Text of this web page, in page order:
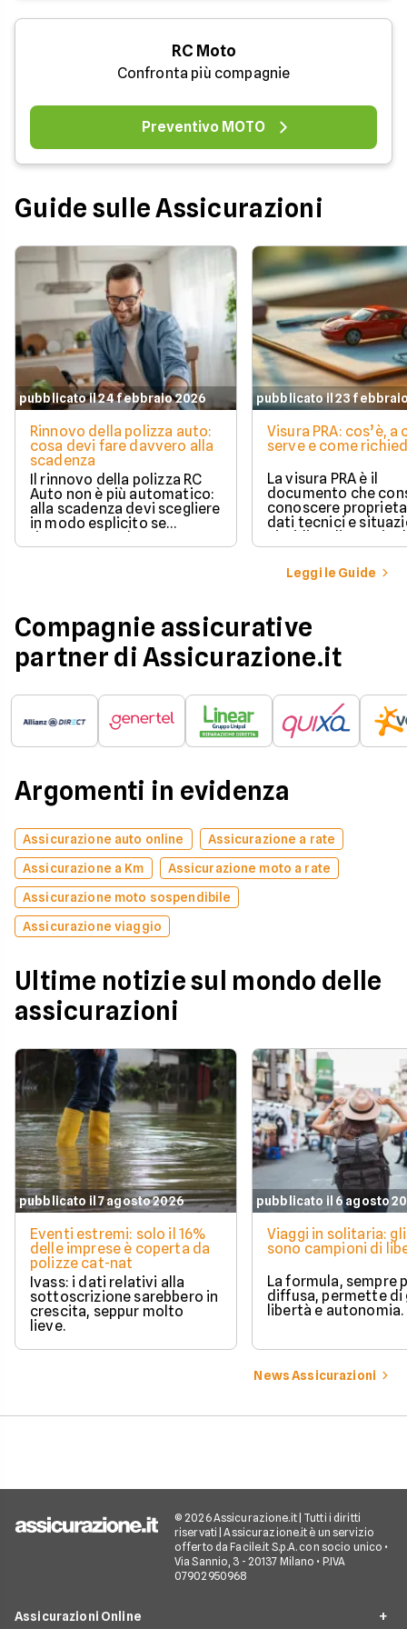
RC Moto
Confronta più compagnie
Preventivo MOTO
Guide sulle Assicurazioni
pubblicato il 24 febbraio 2026
Rinnovo della polizza auto:
cosa devi fare davvero alla
scadenza
Il rinnovo della polizza RC
Auto non è più automatico:
alla scadenza devi scegliere
in modo esplicito se
rinnovare con la stessa
compagnia o stipulare un
pubblicato il 23
Visura PRA: cos’è, a
serve e come
La visura PRA è il
documento che
conoscere
dati tecnici e
giuridica di un
iscritto al Pubblico
Automobilistico.
Leggi le Guide
Compagnie assicurative
partner di Assicurazione.it
Argomenti in evidenza
Assicurazione auto online
Assicurazione a rate
Assicurazione a Km
Assicurazione moto a rate
Assicurazione moto sospendibile
Assicurazione viaggio
Ultime notizie sul mondo delle
assicurazioni
pubblicato il 7 agosto 2026
Eventi estremi: solo il 16%
delle imprese è coperta da
polizze cat-nat
Ivass: i dati relativi alla
sottoscrizione sarebbero in
crescita, seppur molto
lieve.
pubblicato il 6 agosto
Viaggi in solitaria:
sono campioni di
La formula, sempre
diffusa, permette di
libertà e autonomia.
News Assicurazioni
© 2026 Assicurazione.it | Tutti i diritti
riservati | Assicurazione.it è un servizio
offerto da Facile.it S.p.A. con socio unico •
Via Sannio, 3 - 20137 Milano • P.IVA
07902950968
Assicurazioni Online